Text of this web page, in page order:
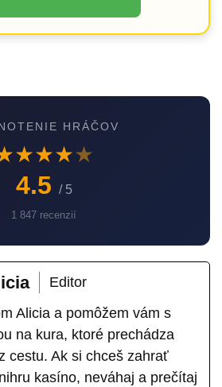
HRÁČOV
★★★★
4.5 / 5
1 847 recenzií
Editor
Alicia a pomôžem vám s
na kura, ktoré prechádza
cestu. Ak si chceš zahrať
kasíno, neváhaj a prečítaj